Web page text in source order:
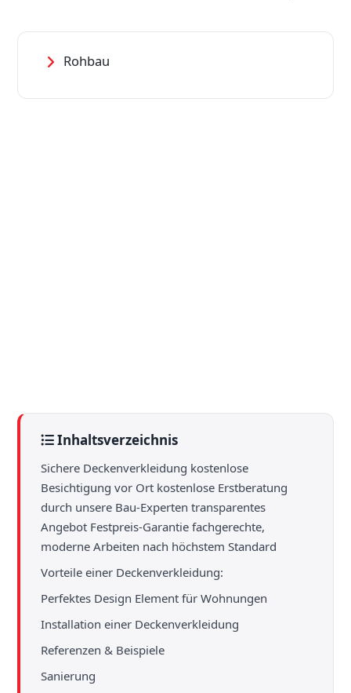
Rohbau
Inhaltsverzeichnis
Sichere Deckenverkleidung kostenlose
Besichtigung vor Ort kostenlose Erstberatung
durch unsere Bau-Experten transparentes
Angebot Festpreis-Garantie fachgerechte,
moderne Arbeiten nach höchstem Standard
Vorteile einer Deckenverkleidung:
Perfektes Design Element für Wohnungen
Installation einer Deckenverkleidung
Referenzen & Beispiele
Sanierung